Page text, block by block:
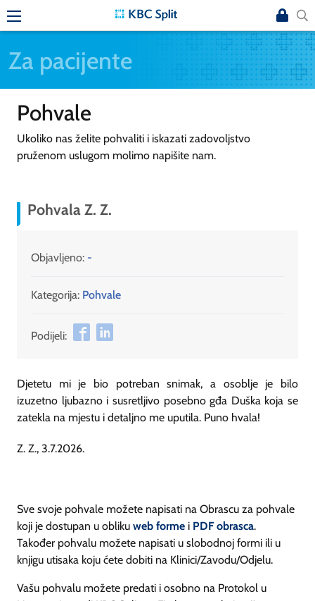
Za pacijente
Pohvale
Ukoliko nas želite pohvaliti i iskazati zadovoljstvo
pruženom uslugom molimo napišite nam.
Pohvala Z. Z.
Objavljeno: -
Kategorija: Pohvale
Podijeli:
Djetetu mi je bio potreban snimak, a osoblje je bilo
izuzetno ljubazno i susretljivo posebno gđa Duška koja se
zatekla na mjestu i detaljno me uputila. Puno hvala!
Z. Z., 3.7.2026.
Sve svoje pohvale možete napisati na Obrascu za pohvale
koji je dostupan u obliku web forme i PDF obrasca.
Također pohvalu možete napisati u slobodnoj formi ili u
knjigu utisaka koju ćete dobiti na Klinici/Zavodu/Odjelu.
Vašu pohvalu možete predati i osobno na Protokol u